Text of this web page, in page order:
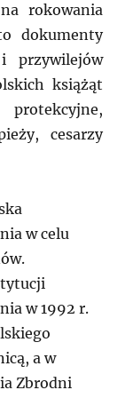
rokowania
dokumenty
przywilejów
książąt
cesarzy
w celu
w 1992 r.
a w
Zbrodni